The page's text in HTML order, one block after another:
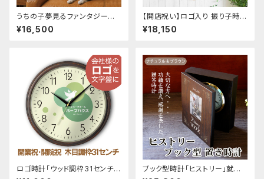
うちの子夢見るファンタジーア
ートクロック （ウッドブラウン掛
け時計 35.5cm） 写真を送って
¥16,500
【開店祝い】ロゴ入り 振り子時計
オーダーメイド 電波 壁掛け時
計 - 開業祝い おしゃれな名入
¥18,150
ロゴ時計「ウッド調枠31センチ壁
ブック型時計「ヒストリー」就任